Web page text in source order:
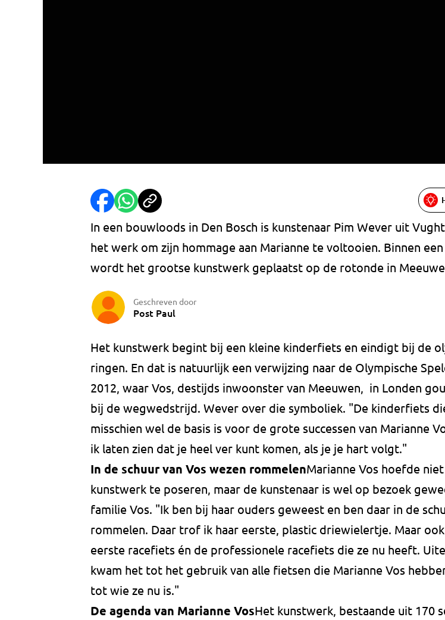
In een bouwloods in Den Bosch is kunstenaar Pim Wever uit
het werk om zijn hommage aan Marianne te voltooien. Binnen een
wordt het grootse kunstwerk geplaatst op de rotonde in
Geschreven door
Post Paul
Het kunstwerk begint bij een kleine kinderfiets en eindigt bij de
ringen. En dat is natuurlijk een verwijzing naar de Olympische
2012, waar Vos, destijds inwoonster van Meeuwen, in Londen
bij de wegwedstrijd. Wever over die symboliek. "De kinderfiets
misschien wel de basis is voor de grote successen van Marianne
ik laten zien dat je heel ver kunt komen, als je je hart volgt."
In de schuur van Vos wezen rommelenMarianne Vos hoefde
kunstwerk te poseren, maar de kunstenaar is wel op bezoek
familie Vos. "Ik ben bij haar ouders geweest en ben daar in de
rommelen. Daar trof ik haar eerste, plastic driewielertje. Maar
eerste racefiets én de professionele racefiets die ze nu heeft.
kwam het tot het gebruik van alle fietsen die Marianne Vos
tot wie ze nu is."
De agenda van Marianne VosHet kunstwerk, bestaande uit 170